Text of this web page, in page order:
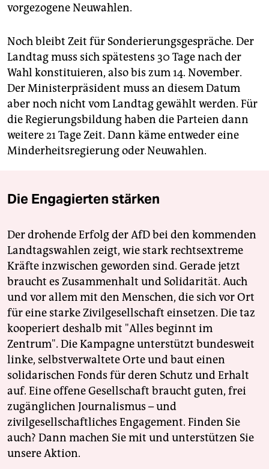
vorgezogene Neuwahlen.
Noch bleibt Zeit für Sonderierungsgespräche. Der
Landtag muss sich spätestens 30 Tage nach der
Wahl konstituieren, also bis zum 14. November.
Der Ministerpräsident muss an diesem Datum
aber noch nicht vom Landtag gewählt werden. Für
die Regierungsbildung haben die Parteien dann
weitere 21 Tage Zeit. Dann käme entweder eine
Minderheitsregierung oder Neuwahlen.
Die Engagierten stärken
Der drohende Erfolg der AfD bei den kommenden
Landtagswahlen zeigt, wie stark rechtsextreme
Kräfte inzwischen geworden sind. Gerade jetzt
braucht es Zusammenhalt und Solidarität. Auch
und vor allem mit den Menschen, die sich vor Ort
für eine starke Zivilgesellschaft einsetzen. Die taz
kooperiert deshalb mit "Alles beginnt im
Zentrum". Die Kampagne unterstützt bundesweit
linke, selbstverwaltete Orte und baut einen
solidarischen Fonds für deren Schutz und Erhalt
auf. Eine offene Gesellschaft braucht guten, frei
zugänglichen Journalismus – und
zivilgesellschaftliches Engagement. Finden Sie
auch? Dann machen Sie mit und unterstützen Sie
unsere Aktion.